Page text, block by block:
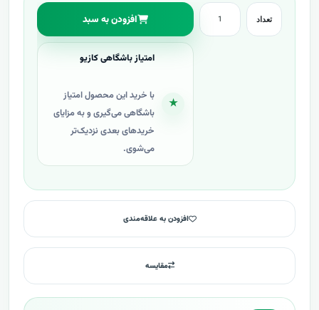
تعداد افزودن به سبد
★
امتیاز باشگاهی کازیو
با خرید این محصول امتیاز
باشگاهی می‌گیری و به مزایای
خریدهای بعدی نزدیک‌تر
می‌شوی.
افزودن به علاقه‌مندی
مقایسه